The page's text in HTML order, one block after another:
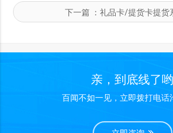
下一篇 ： 礼品卡/提货卡提货
亲，到底线了哟
百闻不如一见，立即拨打电话